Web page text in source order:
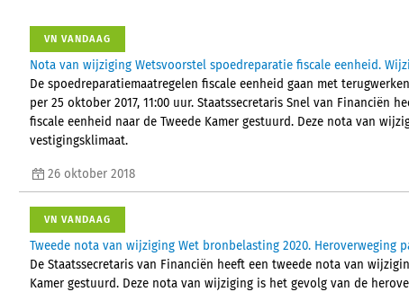
VN VANDAAG
Nota van wijziging Wetsvoorstel spoedreparatie fiscale eenheid.
De spoedreparatiemaatregelen fiscale eenheid gaan met
per 25 oktober 2017, 11:00 uur. Staatssecretaris Snel van
fiscale eenheid naar de Tweede Kamer gestuurd. Deze nota van
vestigingsklimaat.
26 oktober 2018
VN VANDAAG
Tweede nota van wijziging Wet bronbelasting 2020. Heroverweging
De Staatssecretaris van Financiën heeft een tweede nota van
Kamer gestuurd. Deze nota van wijziging is het gevolg van de